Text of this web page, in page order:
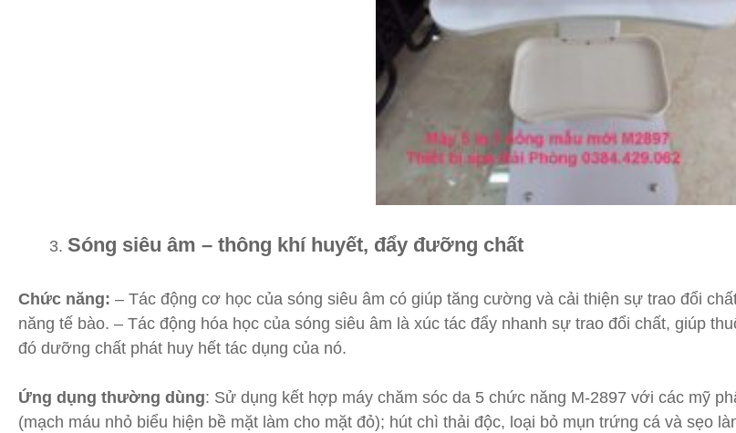
Sóng siêu âm – thông khí huyết, đẩy đưỡng chất
Chức năng: – Tác động cơ học của sóng siêu âm có giúp tăng cường và cải thiện sự trao đổi
năng tế bào. – Tác động hóa học của sóng siêu âm là xúc tác đẩy nhanh sự trao đổi chất, giúp
đó dưỡng chất phát huy hết tác dụng của nó.
Ứng dụng thường dùng: Sử dụng kết hợp máy chăm sóc da 5 chức năng M-2897 với các mỹ
(mạch máu nhỏ biểu hiện bề mặt làm cho mặt đỏ); hút chì thải độc, loại bỏ mụn trứng cá và sẹo